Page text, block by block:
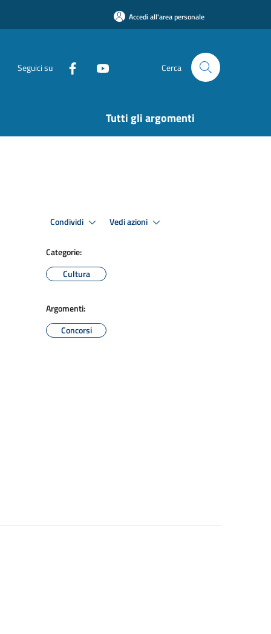
Accedi all'area personale
Seguici su Cerca
Tutti gli argomenti
Condividi Vedi azioni
Categorie:
Cultura
Argomenti:
Concorsi